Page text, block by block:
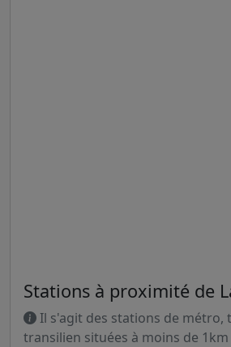
Stations à proximité de
Il s'agit des stations de métro,
transilien situées à moins de 1km